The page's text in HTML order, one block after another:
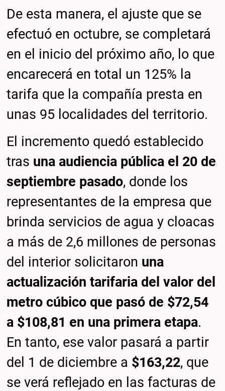
De esta manera, el ajuste que se
efectuó en octubre, se completará
en el inicio del próximo año, lo que
encarecerá en total un 125% la
tarifa que la compañía presta en
unas 95 localidades del territorio.
El incremento quedó establecido
tras una audiencia pública el 20 de
septiembre pasado, donde los
representantes de la empresa que
brinda servicios de agua y cloacas
a más de 2,6 millones de personas
del interior solicitaron una
actualización tarifaria del valor del
metro cúbico que pasó de $72,54
a $108,81 en una primera etapa.
En tanto, ese valor pasará a partir
del 1 de diciembre a $163,22, que
se verá reflejado en las facturas de